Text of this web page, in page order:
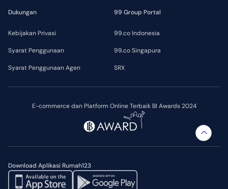
E-commerce dan Platform Online Terbaik BI Awards 2024
Download Aplikasi Rumah123
Dukungan
Kebijakan Privasi
Syarat Penggunaan
Syarat Penggunaan Agen
99 Group Portal
99.co Indonesia
99.co Singapura
SRX